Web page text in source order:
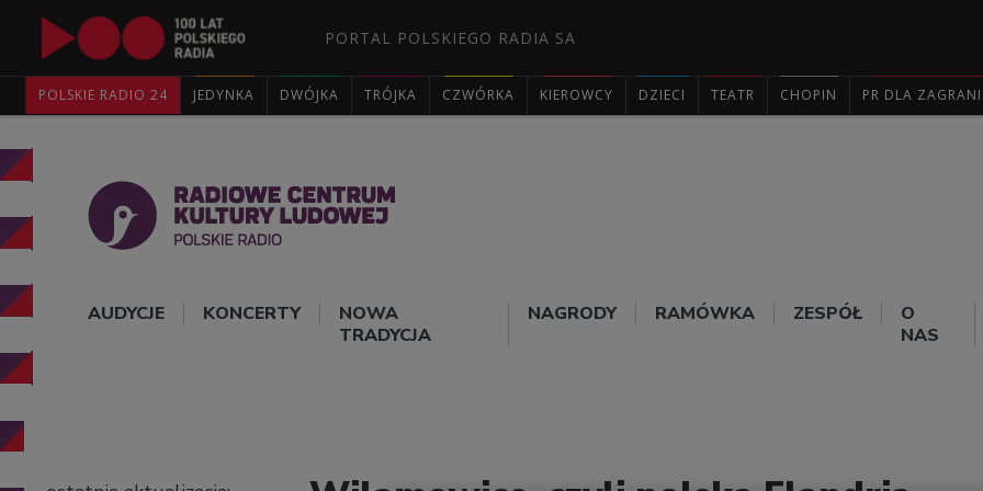
PORTAL POLSKIEGO RADIA SA
POLSKIE RADIO 24 JEDYNKA DWÓJKA TRÓJKA CZWÓRKA KIEROWCY DZIECI TEATR CHOPIN PR DLA
AUDYCJE KONCERTY
NOWA
TRADYCJA
NAGRODY RAMÓWKA ZESPÓŁ
O
NAS